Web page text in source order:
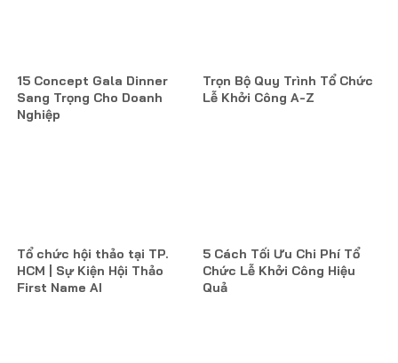
15 Concept Gala Dinner
Sang Trọng Cho Doanh
Nghiệp
Trọn Bộ Quy Trình Tổ Chức
Lễ Khởi Công A-Z
Tổ chức hội thảo tại TP.
HCM | Sự Kiện Hội Thảo
First Name AI
5 Cách Tối Ưu Chi Phí Tổ
Chức Lễ Khởi Công Hiệu
Quả